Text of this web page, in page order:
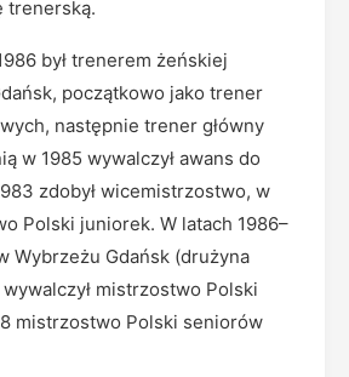
trenerską.
był trenerem żeńskiej
początkowo jako trener
następnie trener główny
w 1985 wywalczył awans do
zdobył wicemistrzostwo, w
Polski juniorek. W latach 1986–
Wybrzeżu Gdańsk (drużyna
mistrzostwo Polski
mistrzostwo Polski seniorów